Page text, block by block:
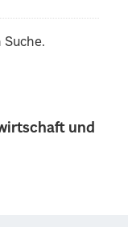
und
Suche.